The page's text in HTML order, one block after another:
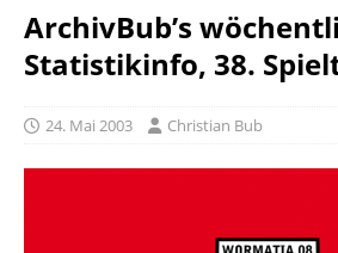
ArchivBub’s
Statistikinfo, 38.
24. Mai 2003 Christian Bub